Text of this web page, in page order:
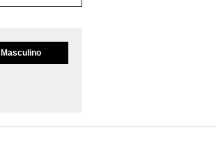
Masculino